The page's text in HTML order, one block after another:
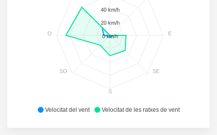
Velocitat del vent Velocitat de les ratxes de vent
E
SE
S
SO
O
40 km/h
20 km/h
0 km/h